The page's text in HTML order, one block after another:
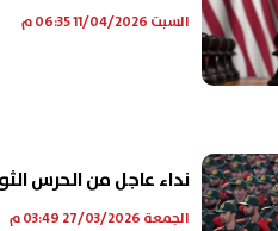
السبت 11/04/2026 06:35 م
نداء عاجل من الحرس
الجمعة 27/03/2026 03:49 م